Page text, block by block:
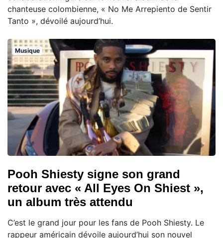
chanteuse colombienne, « No Me Arrepiento de Sentir
Tanto », dévoilé aujourd’hui.
Musique
Pooh Shiesty signe son grand
retour avec « All Eyes On Shiest »,
un album très attendu
C’est le grand jour pour les fans de Pooh Shiesty. Le
rappeur américain dévoile aujourd’hui son nouvel